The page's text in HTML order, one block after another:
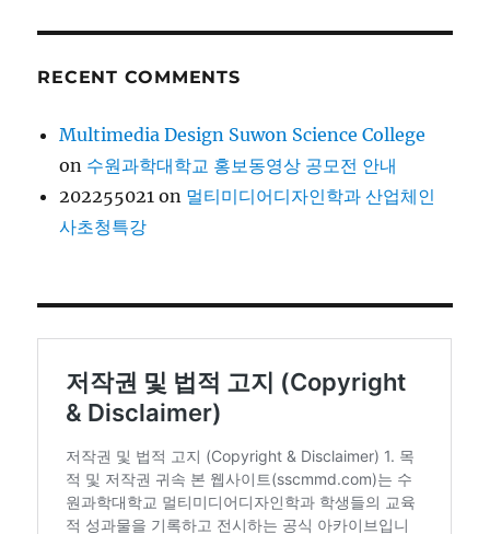
RECENT COMMENTS
Multimedia Design Suwon Science College
on 수원과학대학교 홍보동영상 공모전 안내
202255021 on 멀티미디어디자인학과 산업체인
사초청특강